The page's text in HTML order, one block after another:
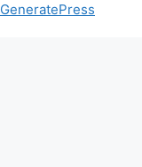
GeneratePress